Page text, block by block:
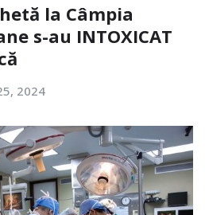
la Câmpia
s-au INTOXICAT
2024